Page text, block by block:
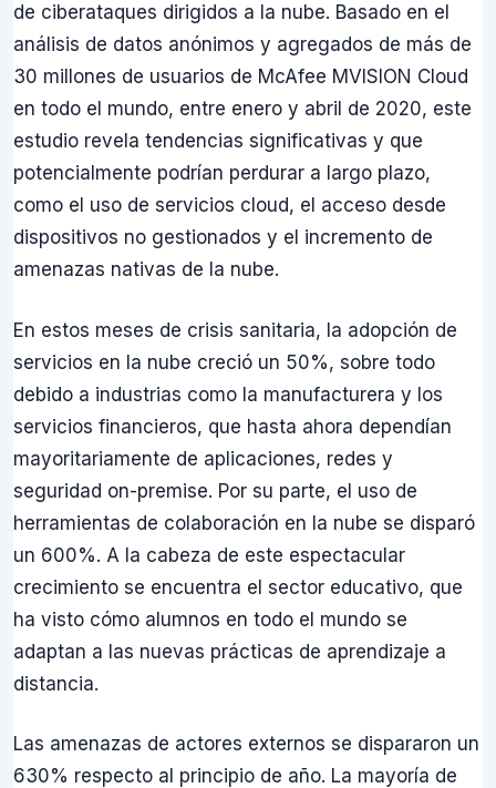
de ciberataques dirigidos a la nube. Basado en el
análisis de datos anónimos y agregados de más de
30 millones de usuarios de McAfee MVISION Cloud
en todo el mundo, entre enero y abril de 2020, este
estudio revela tendencias significativas y que
potencialmente podrían perdurar a largo plazo,
como el uso de servicios cloud, el acceso desde
dispositivos no gestionados y el incremento de
amenazas nativas de la nube.
En estos meses de crisis sanitaria, la adopción de
servicios en la nube creció un 50%, sobre todo
debido a industrias como la manufacturera y los
servicios financieros, que hasta ahora dependían
mayoritariamente de aplicaciones, redes y
seguridad on-premise. Por su parte, el uso de
herramientas de colaboración en la nube se disparó
un 600%. A la cabeza de este espectacular
crecimiento se encuentra el sector educativo, que
ha visto cómo alumnos en todo el mundo se
adaptan a las nuevas prácticas de aprendizaje a
distancia.
Las amenazas de actores externos se dispararon un
630% respecto al principio de año. La mayoría de